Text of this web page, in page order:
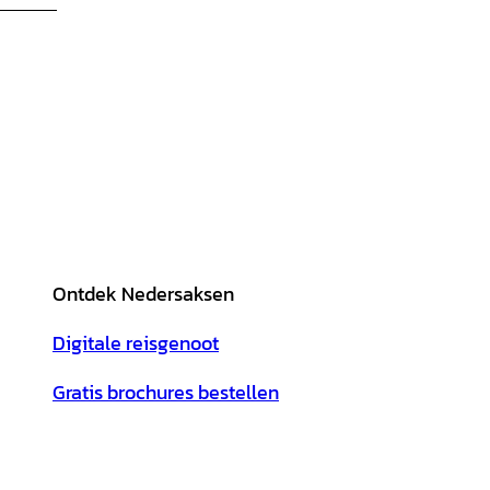
Ontdek Nedersaksen
Digitale reisgenoot
Gratis brochures bestellen